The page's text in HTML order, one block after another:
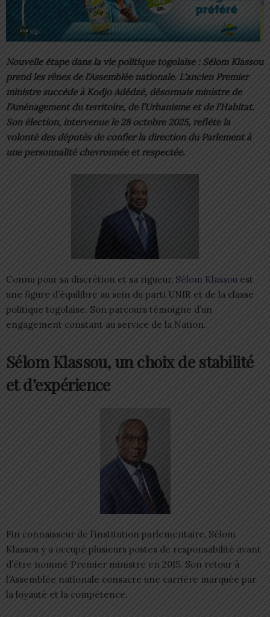
Nouvelle étape dans la vie politique togolaise : Sélom Klassou
prend les rênes de l’Assemblée nationale. L’ancien Premier
ministre succède à Kodjo Adédzé, désormais ministre de
l’Aménagement du territoire, de l’Urbanisme et de l’Habitat.
Son élection, intervenue le 28 octobre 2025, reflète la
volonté des députés de confier la direction du Parlement à
une personnalité chevronnée et respectée.
Connu pour sa discrétion et sa rigueur, Sélom Klassou est
une figure d’équilibre au sein du parti UNIR et de la classe
politique togolaise. Son parcours témoigne d’un
engagement constant au service de la Nation.
Sélom Klassou, un choix de stabilité
et d’expérience
Fin connaisseur de l’institution parlementaire, Sélom
Klassou y a occupé plusieurs postes de responsabilité avant
d’être nommé Premier ministre en 2015. Son retour à
l’Assemblée nationale consacre une carrière marquée par
la loyauté et la compétence.